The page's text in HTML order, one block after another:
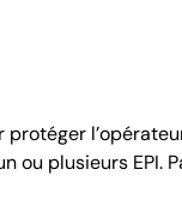
ou plusieurs EPI.